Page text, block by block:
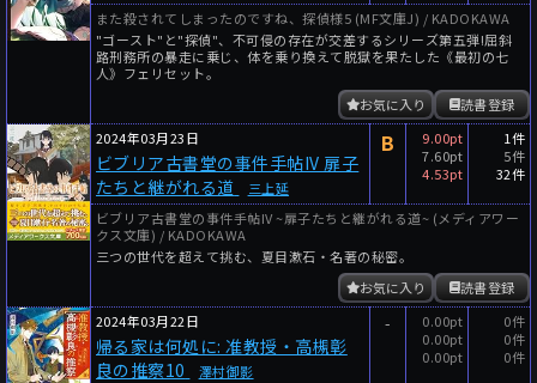
また殺されてしまったのですね、探偵様5 (MF文庫J) / KADOKAWA
"ゴースト"と"探偵"、不可侵の存在が交差するシリーズ第五弾!屈斜
路刑務所の暴走に乗じ、体を乗り換えて脱獄を果たした《最初の七
人》フェリセット。
読書登録
お気に入り
2024年03月23日
ビブリア古書堂の事件手帖IV 扉子
たちと継がれる道
三上延
B
9.00pt
7.60pt
4.53pt
1件
5件
32件
ビブリア古書堂の事件手帖IV ~扉子たちと継がれる道~ (メディアワー
クス文庫) / KADOKAWA
三つの世代を超えて挑む、夏目漱石・名著の秘密。
読書登録
お気に入り
2024年03月22日
帰る家は何処に: 准教授・高槻彰
良の推察10
澤村御影
-
0.00pt
0.00pt
0.00pt
0件
0件
0件